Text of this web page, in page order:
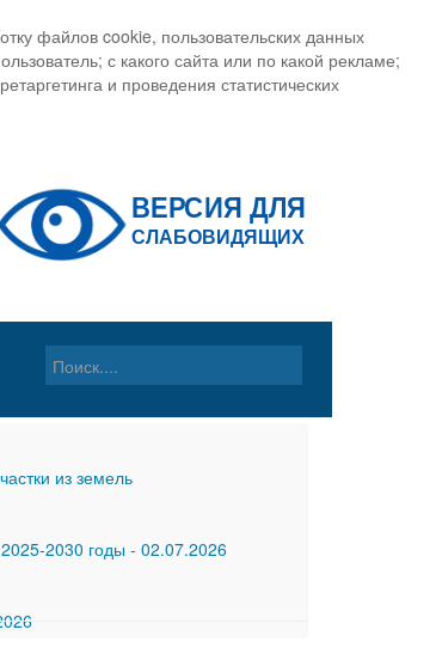
файлов cookie, пользовательских данных
с какого сайта или по какой рекламе;
и проведения статистических
из земель
2030 годы - 02.07.2026